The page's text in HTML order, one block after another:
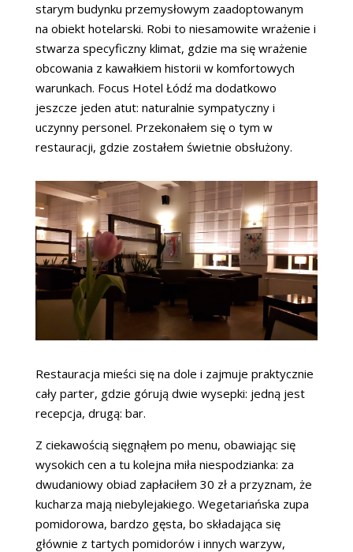
starym budynku przemysłowym zaadoptowanym
na obiekt hotelarski. Robi to niesamowite wrażenie i
stwarza specyficzny klimat, gdzie ma się wrażenie
obcowania z kawałkiem historii w komfortowych
warunkach. Focus Hotel Łódź ma dodatkowo
jeszcze jeden atut: naturalnie sympatyczny i
uczynny personel. Przekonałem się o tym w
restauracji, gdzie zostałem świetnie obsłużony.
Restauracja mieści się na dole i zajmuje praktycznie
cały parter, gdzie górują dwie wysepki: jedną jest
recepcja, drugą: bar.
Z ciekawością sięgnąłem po menu, obawiając się
wysokich cen a tu kolejna miła niespodzianka: za
dwudaniowy obiad zapłaciłem 30 zł a przyznam, że
kucharza mają niebylejakiego. Wegetariańska zupa
pomidorowa, bardzo gęsta, bo składająca się
głównie z tartych pomidorów i innych warzyw,